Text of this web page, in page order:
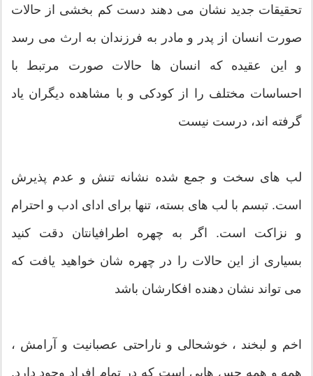
تحقیقات جدید نشان می دهند دست كم بخشی از حالات
صورت انسان از پدر و مادر به فرزندان به ارث می رسد
و این عقیده كه انسان ها حالات صورت مرتبط با
احساسات مختلف را از كودكی و با مشاهده دیگران یاد
گرفته اند، درست نیست
لب های سخت و جمع شده نشانه تنش و عدم پذیرش
است. تبسم با لب های بسته، تنها برای ادای ادب و احترام
و نزاكت است. اگر به چهره اطرافیانتان دقت كنید
بسیاری از این حالات را در چهره شان خواهید یافت كه
می تواند نشان دهنده افكارشان باشد
اخم و لبخند ، خوشحالی و ناراحتی عصبانیت و آرامش ،
همه و همه حس هایی است که در تمام افراد وجود دارد.